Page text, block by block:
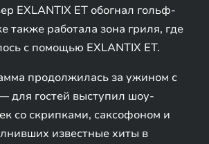
EXLANTIX ET обогнал гольф-
также работала зона гриля, где
с помощью EXLANTIX ET.
продолжилась за ужином с
для гостей выступил шоу-
со скрипками, саксофоном и
известные хиты в